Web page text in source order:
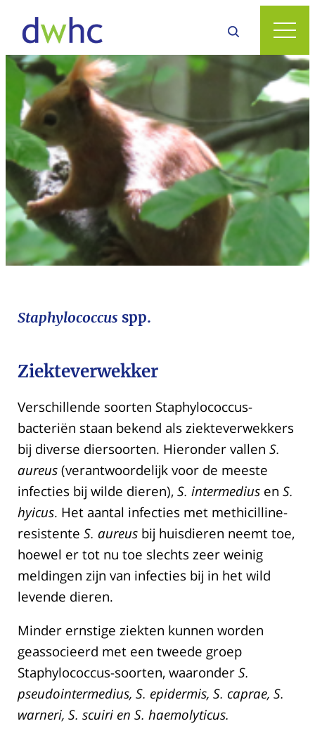
Staphylococcus spp.
Ziekteverwekker
Verschillende soorten Staphylococcus-
bacteriën staan ​​bekend als ziekteverwekkers
bij diverse diersoorten. Hieronder vallen S.
aureus (verantwoordelijk voor de meeste
infecties bij wilde dieren), S. intermedius en S.
hyicus. Het aantal infecties met methicilline-
resistente S. aureus bij huisdieren neemt toe,
hoewel er tot nu toe slechts zeer weinig
meldingen zijn van infecties bij in het wild
levende dieren.
Minder ernstige ziekten kunnen worden
geassocieerd met een tweede groep
Staphylococcus-soorten, waaronder S.
pseudointermedius, S. epidermis, S. caprae, S.
warneri, S. scuiri en S. haemolyticus.